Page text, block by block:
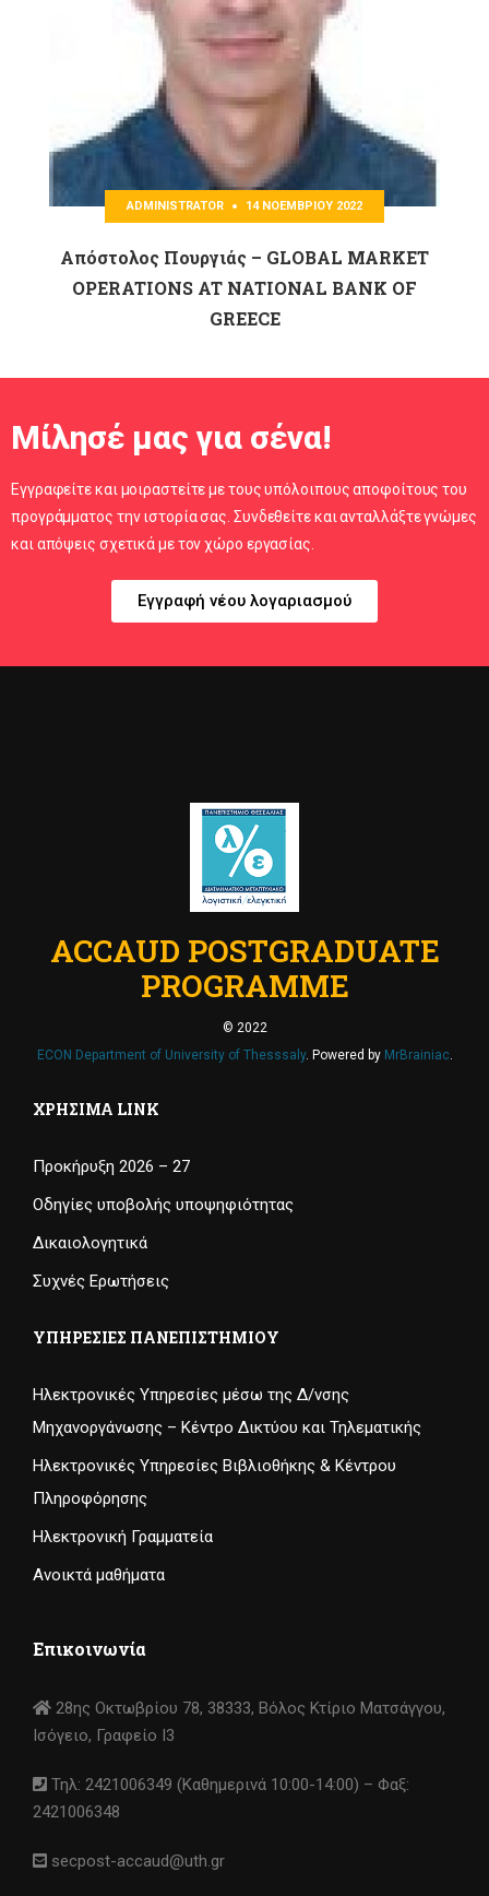
ADMINISTRATOR 14 ΝΟΕΜΒΡΊΟΥ 2022
Απόστολος Πουργιάς – GLOBAL MARKET
OPERATIONS AT NATIONAL BANK OF
GREECE
Μίλησέ μας για σένα!
Εγγραφείτε και μοιραστείτε με τους υπόλοιπους αποφοίτους του
προγράμματος την ιστορία σας. Συνδεθείτε και ανταλλάξτε γνώμες
και απόψεις σχετικά με τον χώρο εργασίας.
Εγγραφή νέου λογαριασμού
ACCAUD POSTGRADUATE
PROGRAMME
© 2022
ECON Department of University of Thesssaly. Powered by MrBrainiac.
ΧΡΉΣΙΜΑ LINK
Προκήρυξη 2026 – 27
Οδηγίες υποβολής υποψηφιότητας
Δικαιολογητικά
Συχνές Ερωτήσεις
ΥΠΗΡΕΣΊΕΣ ΠΑΝΕΠΙΣΤΗΜΊΟΥ
Ηλεκτρονικές Υπηρεσίες μέσω της Δ/νσης
Μηχανοργάνωσης – Κέντρο Δικτύου και Τηλεματικής
Ηλεκτρονικές Υπηρεσίες Βιβλιοθήκης & Κέντρου
Πληροφόρησης
Ηλεκτρονική Γραμματεία
Ανοικτά μαθήματα
Επικοινωνία
28ης Οκτωβρίου 78, 38333, Βόλος Κτίριο Ματσάγγου,
Ισόγειο, Γραφείο I3
Τηλ: 2421006349 (Καθημερινά 10:00-14:00) – Φαξ:
2421006348
secpost-accaud@uth.gr